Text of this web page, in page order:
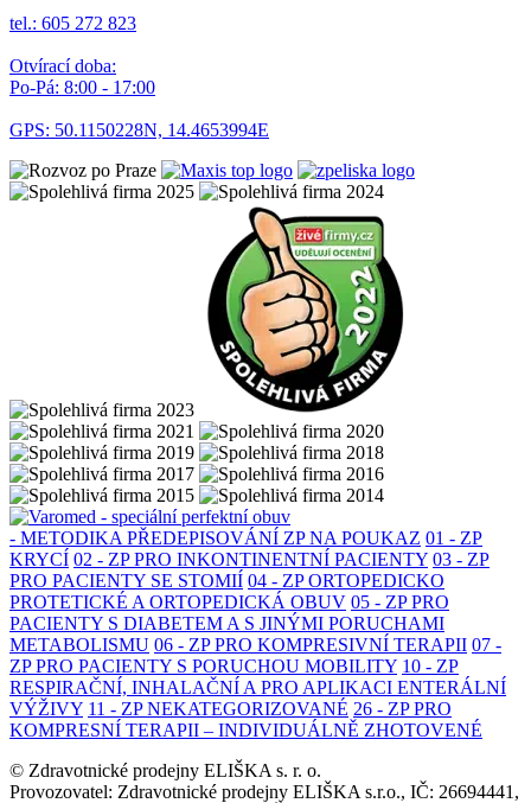
tel.: 605 272 823
Otvírací doba:
Po-Pá: 8:00 - 17:00
GPS: 50.1150228N, 14.4653994E
- METODIKA PŘEDEPISOVÁNÍ ZP NA POUKAZ 01 - ZP
KRYCÍ 02 - ZP PRO INKONTINENTNÍ PACIENTY 03 - ZP
PRO PACIENTY SE STOMIÍ 04 - ZP ORTOPEDICKO
PROTETICKÉ A ORTOPEDICKÁ OBUV 05 - ZP PRO
PACIENTY S DIABETEM A S JINÝMI PORUCHAMI
METABOLISMU 06 - ZP PRO KOMPRESIVNÍ TERAPII 07 -
ZP PRO PACIENTY S PORUCHOU MOBILITY 10 - ZP
RESPIRAČNÍ, INHALAČNÍ A PRO APLIKACI ENTERÁLNÍ
VÝŽIVY 11 - ZP NEKATEGORIZOVANÉ 26 - ZP PRO
KOMPRESNÍ TERAPII – INDIVIDUÁLNĚ ZHOTOVENÉ
© Zdravotnické prodejny ELIŠKA s. r. o.
Provozovatel: Zdravotnické prodejny ELIŠKA s.r.o., IČ: 26694441,